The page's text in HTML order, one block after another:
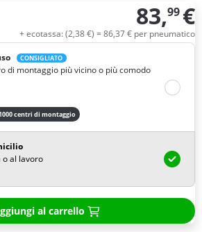
83,99 €
+ ecotassa: (2,38€) = 86,37€ per pneumatico
CONSIGLIATO
di montaggio più vicino o più comodo
centri di montaggio
o al lavoro
al carrello